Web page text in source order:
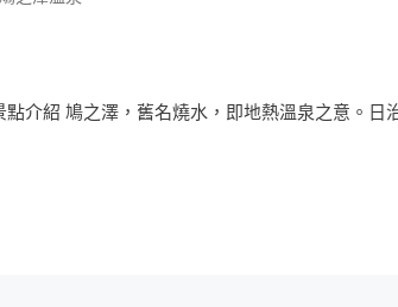
點介紹 鳩之澤，舊名燒水，即地熱溫泉之意。日